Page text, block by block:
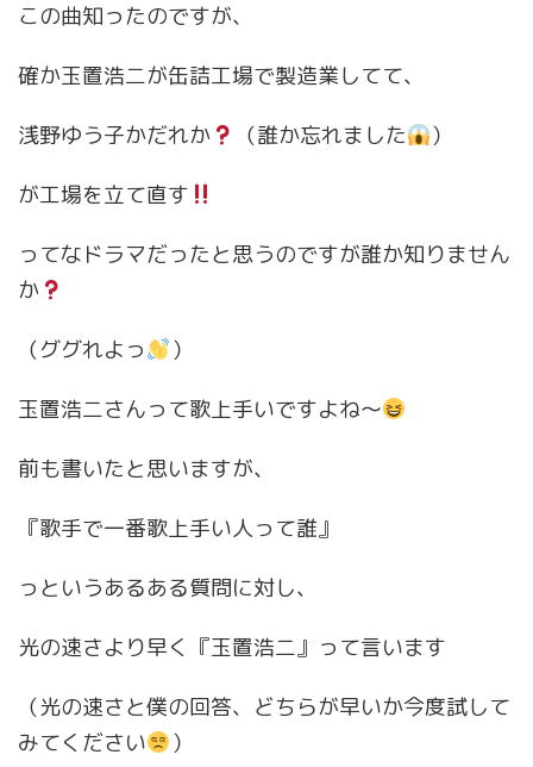
この曲知ったのですが、
確か玉置浩二が缶詰工場で製造業してて、
浅野ゆう子かだれか
（誰か忘れました
）
が工場を立て直す
ってなドラマだったと思うのですが誰か知りません
か
（ググれよっ
）
玉置浩二さんって歌上手いですよね〜
前も書いたと思いますが、
『歌手で一番歌上手い人って誰』
っというあるある質問に対し、
光の速さより早く『玉置浩二』って言います
（光の速さと僕の回答、どちらが早いか今度試して
みてください
）